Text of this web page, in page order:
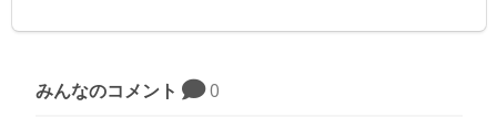
みんなのコメント 0